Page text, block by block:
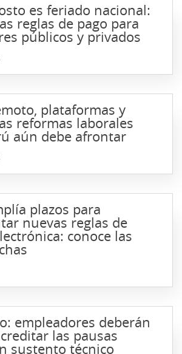
es feriado nacional:
reglas de pago para
públicos y privados
plataformas y
reformas laborales
aún debe afrontar
plazos para
nuevas reglas de
conoce las
empleadores deberán
las pausas
sustento técnico